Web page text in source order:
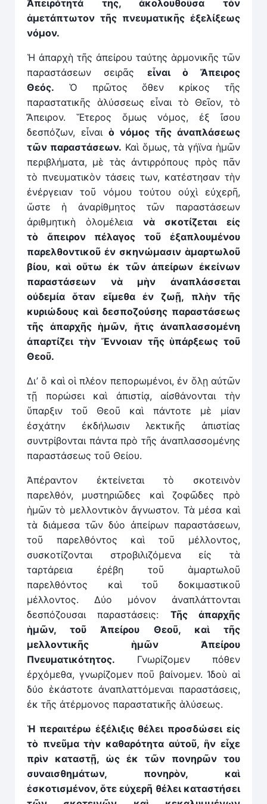
Ἀπειρότητά της, ἀκολουθοῦσα τὸν
ἀμετάπτωτον τῆς πνευματικῆς ἐξελίξεως
νόμον.
Ἡ ἀπαρχὴ τῆς ἀπείρου ταύτης ἁρμονικῆς τῶν
παραστάσεων σειρᾶς εἶναι ὁ Ἄπειρος
Θεός. Ὁ πρῶτος ὅθεν κρίκος τῆς
παραστατικῆς ἁλύσσεως εἶναι τὸ Θεῖον, τὸ
Ἄπειρον. Ἕτερος ὅμως νόμος, ἐξ ἴσου
δεσπόζων, εἶναι ὁ νόμος τῆς ἀναπλάσεως
τῶν παραστάσεων. Καὶ ὅμως, τὰ γήϊνα ἡμῶν
περιβλήματα, μὲ τὰς ἀντιρρόπους πρὸς πᾶν
τὸ πνευματικὸν τάσεις των, κατέστησαν τὴν
ἐνέργειαν τοῦ νόμου τούτου οὐχὶ εὐχερῆ,
ὥστε ἡ ἀναρίθμητος τῶν παραστάσεων
ἀριθμητικὴ ὁλομέλεια νὰ σκοτίζεται εἰς
τὸ ἄπειρον πέλαγος τοῦ ἐξαπλουμένου
παρελθοντικοῦ ἐν σκηνώμασιν ἁμαρτωλοῦ
βίου, καὶ οὕτω ἐκ τῶν ἀπείρων ἐκείνων
παραστάσεων νὰμὴν ἀναπλάσσεται
οὐδεμία ὅταν εἴμεθα ἐν ζωῇ, πλὴν τῆς
κυριώδους καὶ δεσποζούσης παραστάσεως
τῆς ἀπαρχῆς ἡμῶν, ἥτις ἀναπλασσομένη
ἀπαρτίζει τὴν Ἔννοιαν τῆς ὑπάρξεως τοῦ
Θεοῦ.
Δι’ ὃ καὶ οἱ πλέον πεπορωμένοι, ἐν ὅλῃ αὐτῶν
τῇ πορώσει καὶ ἀπιστίᾳ, αἰσθάνονται τὴν
ὕπαρξιν τοῦ Θεοῦ καὶ πάντοτε μὲ μίαν
ἐσχάτην ἐκδήλωσιν λεκτικῆς ἀπιστίας
συντρίβονται πάντα πρὸ τῆς ἀναπλασσομένης
παρα­στάσεως τοῦ Θείου.
Ἀπέραντον ἐκτείνεται τὸ σκοτεινὸν
παρελθόν, μυστηριῶδες καὶ ζοφῶδες πρὸ
ἡμῶν τὸ μελλοντικὸν ἄγνωστον. Τὰ μέσα καὶ
τὰ διάμεσα τῶν δύο ἀπείρων παραστάσεων,
τοῦ παρελθόντος καὶ τοῦ μέλλοντος,
συσκοτίζονται στροβιλιζόμενα εἰς τὰ
ταρτάρεια ἐρέβη τοῦ ἁμαρτωλοῦ
παρελθόντος καὶ τοῦ δοκιμαστικοῦ
μέλλοντος. Δύο μόνον ἀναπλάττονται
δεσπόζουσαι παραστάσεις: Τῆς ἀπαρχῆς
ἡμῶν, τοῦ Ἀπείρου Θεοῦ, καὶ τῆς
μελλοντικῆς ἡμῶν Ἀπείρου
Πνευματικότητος. Γνωρίζομεν πόθεν
ἐρχόμεθα, γνωρίζομεν ποῦ βαίνομεν. Ἰδοὺ αἱ
δύο ἑκάστοτε ἀναπλαττόμεναι παραστάσεις,
ἐκ τῆς ἀτέρμονος παραστατικῆς ἁλύσεως.
Ἡ περαιτέρω ἐξέλιξις θέλει προσδώσει εἰς
τὸ πνεῦμα τὴν καθαρότητα αὐτοῦ, ἣν εἶχε
πρὶν καταστῇ, ὡς ἐκ τῶν πονηρῶν του
συναισθημάτων, πονηρὸν, καὶ
ἐσκοτισμένον, ὅτε εὐχερῆ θέλει καταστήσει